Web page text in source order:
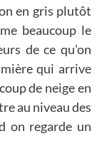
en gris plutôt
beaucoup le
de ce qu'on
qui arrive
de neige en
au niveau des
on regarde un